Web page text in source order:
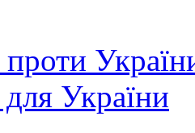
для України